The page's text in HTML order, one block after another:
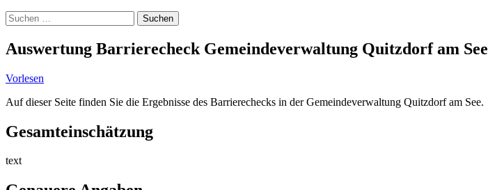
Suche
Suchen
nach:
Auswertung Barrierecheck Gemeindeverwaltung Quitzdorf am See
Vorlesen
Auf dieser Seite finden Sie die Ergebnisse des Barrierechecks in der Gemeindeverwaltung Quitzdorf am See.
Gesamteinschätzung
text